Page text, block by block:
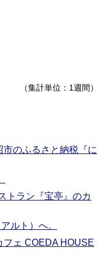
（集計単位：1週間）
市のふるさと納税『に
トラン『宝亭』のカ
ルト）へ。
フェ COEDA HOUSE